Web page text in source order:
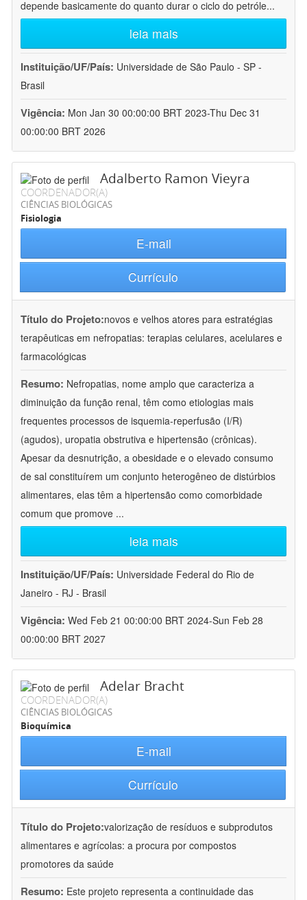
depende basicamente do quanto durar o ciclo do petróle...
leia mais
Instituição/UF/País: Universidade de São Paulo - SP -
Brasil
Vigência: Mon Jan 30 00:00:00 BRT 2023-Thu Dec 31
00:00:00 BRT 2026
Adalberto Ramon Vieyra
COORDENADOR(A)
CIÊNCIAS BIOLÓGICAS
Fisiologia
E-mail
Currículo
Título do Projeto:novos e velhos atores para estratégias
terapêuticas em nefropatias: terapias celulares, acelulares e
farmacológicas
Resumo: Nefropatias, nome amplo que caracteriza a
diminuição da função renal, têm como etiologias mais
frequentes processos de isquemia-reperfusão (I/R)
(agudos), uropatia obstrutiva e hipertensão (crônicas).
Apesar da desnutrição, a obesidade e o elevado consumo
de sal constituírem um conjunto heterogêneo de distúrbios
alimentares, elas têm a hipertensão como comorbidade
comum que promove ...
leia mais
Instituição/UF/País: Universidade Federal do Rio de
Janeiro - RJ - Brasil
Vigência: Wed Feb 21 00:00:00 BRT 2024-Sun Feb 28
00:00:00 BRT 2027
Adelar Bracht
COORDENADOR(A)
CIÊNCIAS BIOLÓGICAS
Bioquímica
E-mail
Currículo
Título do Projeto:valorização de resíduos e subprodutos
alimentares e agrícolas: a procura por compostos
promotores da saúde
Resumo: Este projeto representa a continuidade das